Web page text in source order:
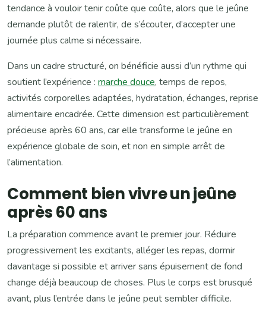
tendance à vouloir tenir coûte que coûte, alors que le jeûne
demande plutôt de ralentir, de s’écouter, d’accepter une
journée plus calme si nécessaire.
Dans un cadre structuré, on bénéficie aussi d’un rythme qui
soutient l’expérience : marche douce, temps de repos,
activités corporelles adaptées, hydratation, échanges, reprise
alimentaire encadrée. Cette dimension est particulièrement
précieuse après 60 ans, car elle transforme le jeûne en
expérience globale de soin, et non en simple arrêt de
l’alimentation.
Comment bien vivre un jeûne
après 60 ans
La préparation commence avant le premier jour. Réduire
progressivement les excitants, alléger les repas, dormir
davantage si possible et arriver sans épuisement de fond
change déjà beaucoup de choses. Plus le corps est brusqué
avant, plus l’entrée dans le jeûne peut sembler difficile.